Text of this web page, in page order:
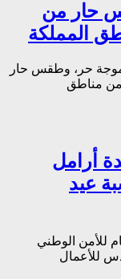
حار من
المملكة
موجة حر، وطقس حار
من مناطق
أرامل
عيد
للأمن الوطني
للأعمال